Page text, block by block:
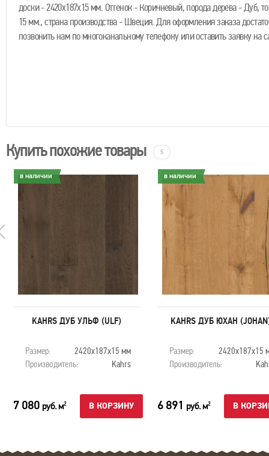
доски - 2420х187х15 мм. Оттенок - Коричневый, порода дерева - Дуб,
15 мм., страна производства - Швеция. Для оформления заказа
позвонить нам по многоканальному телефону или оставить заявку на
Купить похожие товары 5
в наличии
KAHRS ДУБ УЛЬФ (ULF)
Размер:
2420х187х15 мм
Производитель:
Kahrs
7 080 руб. м2 В КОРЗИНУ
в наличии
KAHRS ДУБ ЮХАН
Размер:
2420х187х15
Производитель:
6 891 руб. м2 В